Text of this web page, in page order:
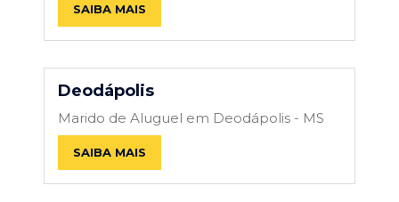
SAIBA MAIS
Deodápolis
Marido de Aluguel em Deodápolis - MS
SAIBA MAIS